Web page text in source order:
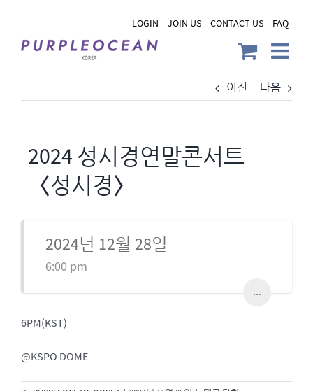
content
LOGIN JOIN US CONTACT US FAQ
이전 다음
2024 성시경연말콘서트
〈성시경〉
2024년 12월 28일
6:00 pm
...
6PM(KST)
@KSPO DOME